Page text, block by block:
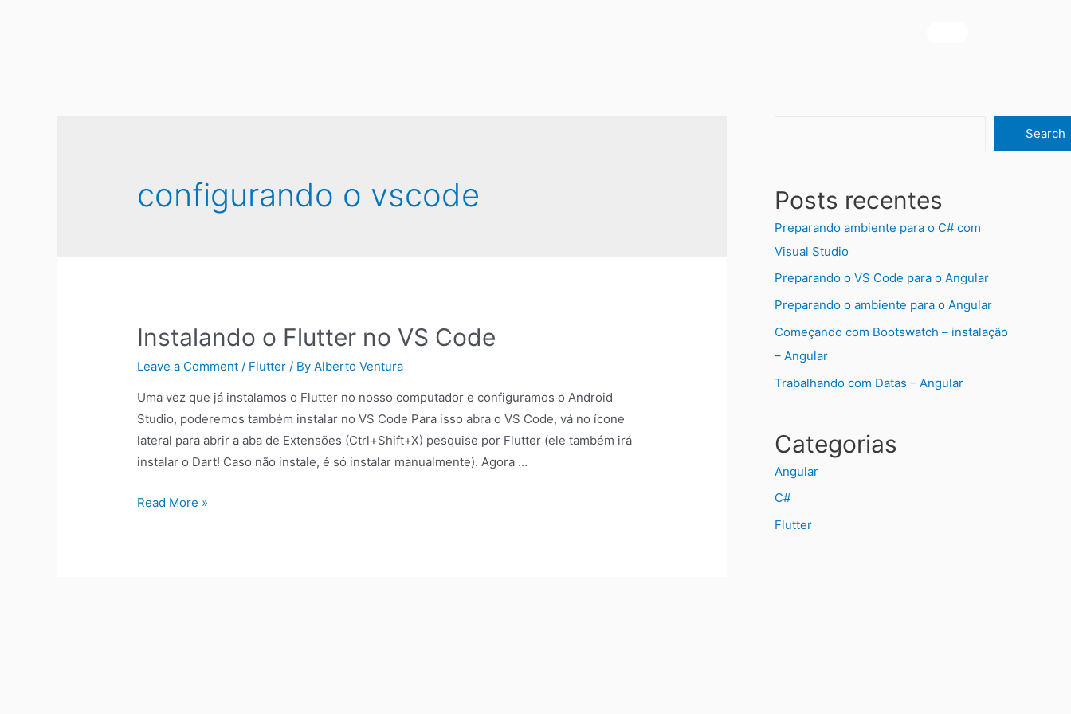
configurando o vscode
Instalando o Flutter no VS Code
Leave a Comment / Flutter / ByAlberto Ventura
Uma vez que já instalamos o Flutter no nosso computador e configuramos o Android
Studio, poderemos também instalar no VS Code Para isso abra o VS Code, vá no ícone
lateral para abrir a aba de Extensões (Ctrl+Shift+X) pesquise por Flutter (ele também irá
instalar o Dart! Caso não instale, é só instalar manualmente). Agora …
Read More »
Search
Posts recentes
Preparando ambiente para o C# com
Visual Studio
Preparando o VS Code para o Angular
Preparando o ambiente para o Angular
Começando com Bootswatch – instalação
– Angular
Trabalhando com Datas – Angular
Categorias
Angular
C#
Flutter